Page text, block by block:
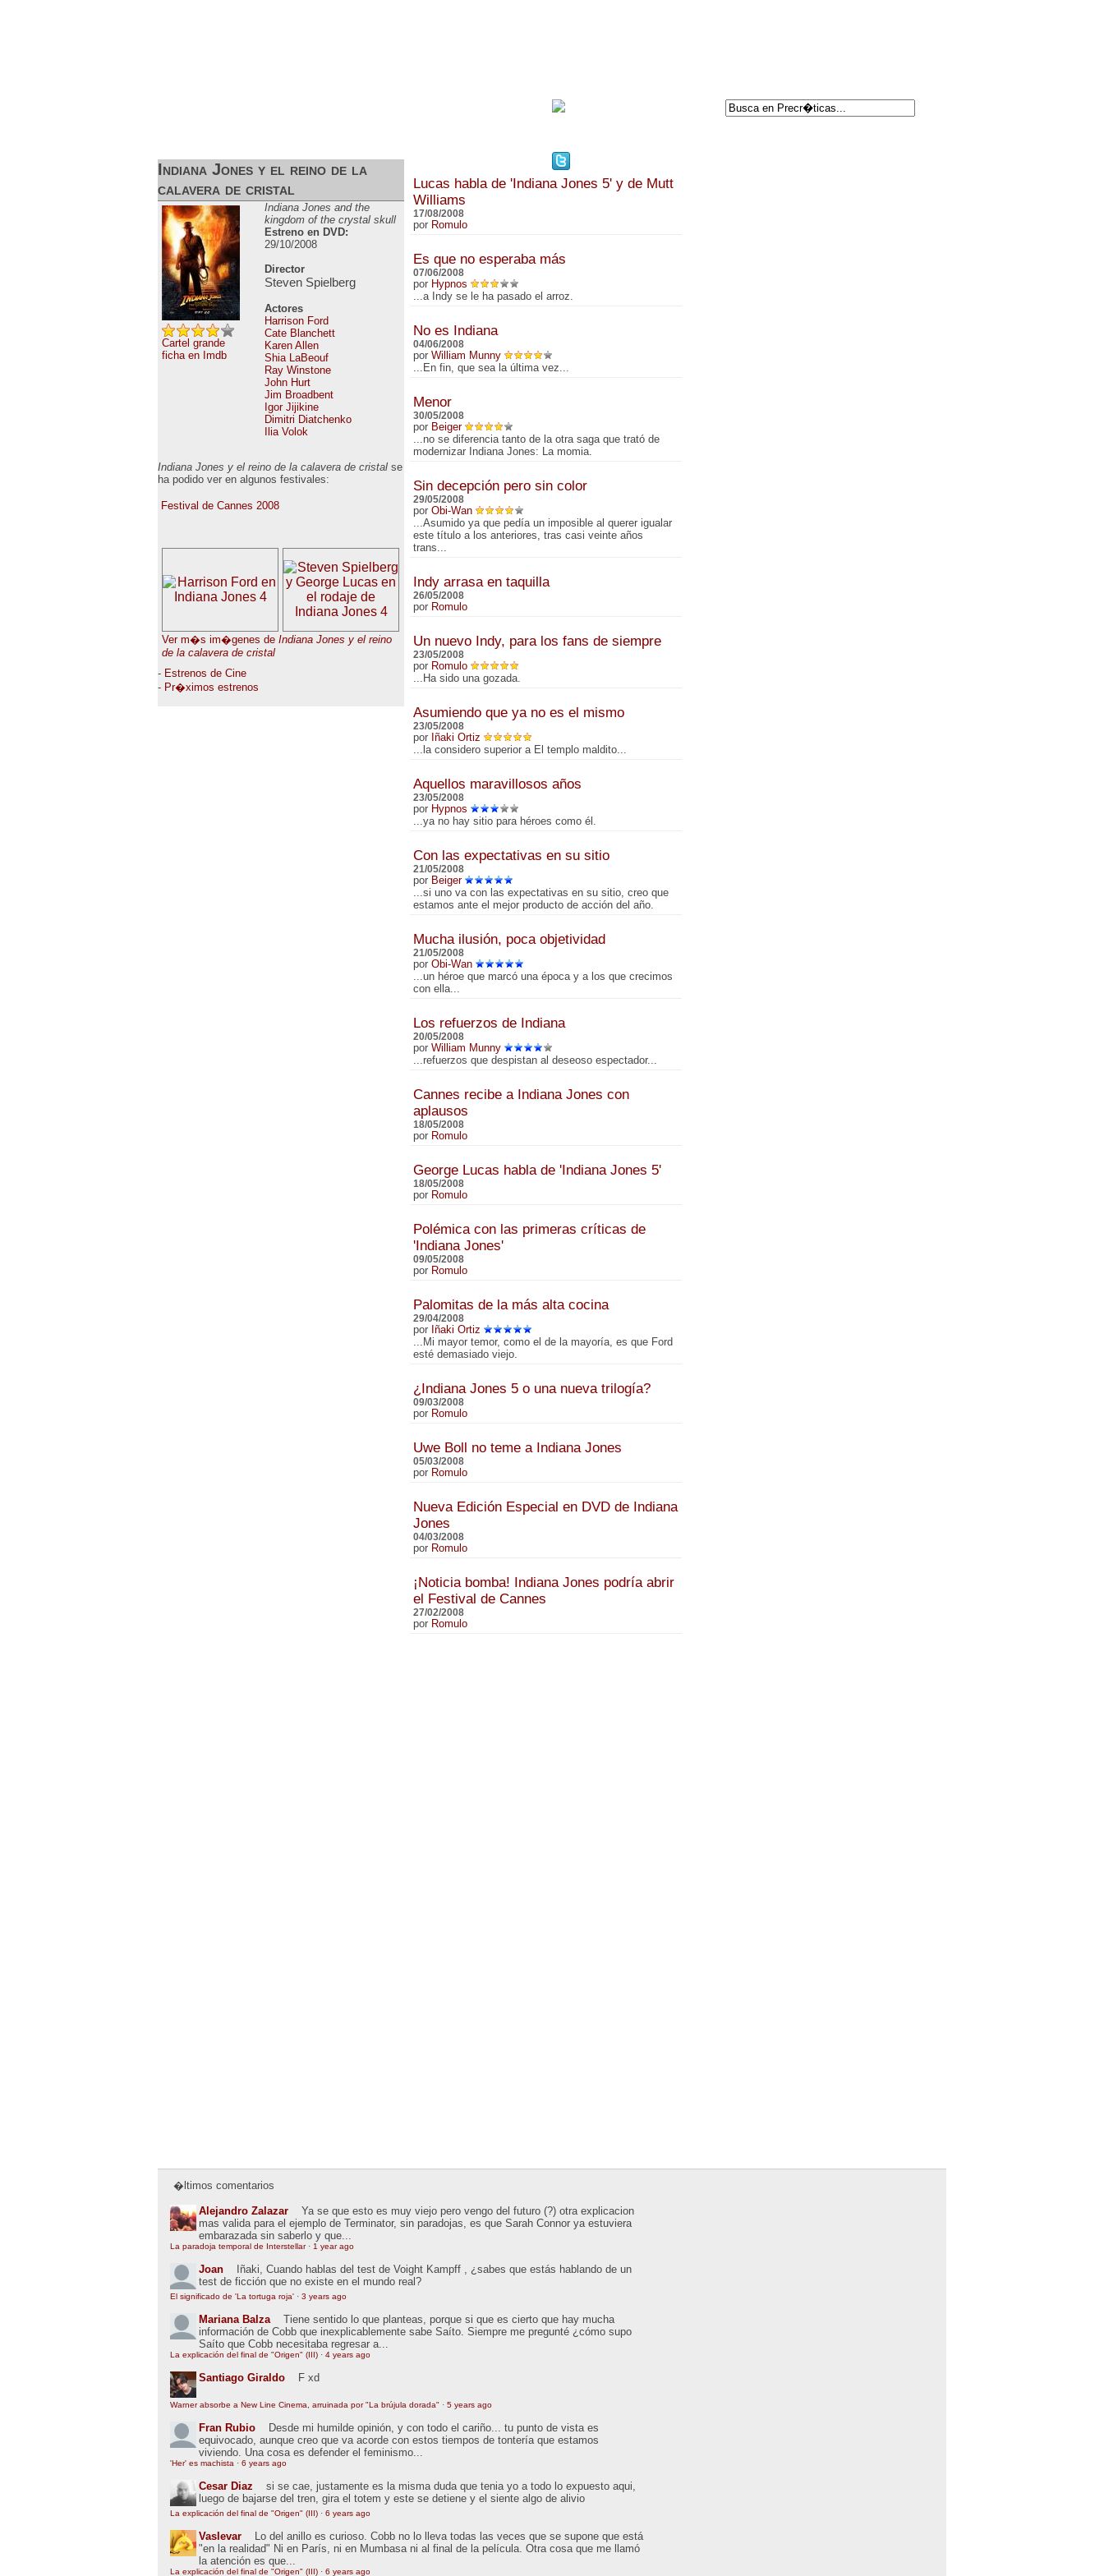
Indiana Jones y el reino de la
calavera de cristal
Indiana Jones and the
kingdom of the crystal skull
Estreno en DVD:
29/10/2008
Director
Steven Spielberg
Actores
Harrison Ford
Cate Blanchett
Karen Allen
Shia LaBeouf
Ray Winstone
John Hurt
Jim Broadbent
Igor Jijikine
Dimitri Diatchenko
Ilia Volok
Cartel grande
ficha en Imdb
Indiana Jones y el reino de la calavera de cristal se
ha podido ver en algunos festivales:
Festival de Cannes 2008
Ver m�s im�genes de Indiana Jones y el reino
de la calavera de cristal
- Estrenos de Cine
- Pr�ximos estrenos
Lucas habla de 'Indiana Jones 5' y de Mutt
Williams
17/08/2008
por Romulo
Es que no esperaba más
07/06/2008
por Hypnos
...a Indy se le ha pasado el arroz.
No es Indiana
04/06/2008
por William Munny
...En fin, que sea la última vez...
Menor
30/05/2008
por Beiger
...no se diferencia tanto de la otra saga que trató de
modernizar Indiana Jones: La momia.
Sin decepción pero sin color
29/05/2008
por Obi-Wan
...Asumido ya que pedía un imposible al querer igualar
este título a los anteriores, tras casi veinte años
trans...
Indy arrasa en taquilla
26/05/2008
por Romulo
Un nuevo Indy, para los fans de siempre
23/05/2008
por Romulo
...Ha sido una gozada.
Asumiendo que ya no es el mismo
23/05/2008
por Iñaki Ortiz
...la considero superior a El templo maldito...
Aquellos maravillosos años
23/05/2008
por Hypnos
...ya no hay sitio para héroes como él.
Con las expectativas en su sitio
21/05/2008
por Beiger
...si uno va con las expectativas en su sitio, creo que
estamos ante el mejor producto de acción del año.
Mucha ilusión, poca objetividad
21/05/2008
por Obi-Wan
...un héroe que marcó una época y a los que crecimos
con ella...
Los refuerzos de Indiana
20/05/2008
por William Munny
...refuerzos que despistan al deseoso espectador...
Cannes recibe a Indiana Jones con
aplausos
18/05/2008
por Romulo
George Lucas habla de 'Indiana Jones 5'
18/05/2008
por Romulo
Polémica con las primeras críticas de
'Indiana Jones'
09/05/2008
por Romulo
Palomitas de la más alta cocina
29/04/2008
por Iñaki Ortiz
...Mi mayor temor, como el de la mayoría, es que Ford
esté demasiado viejo.
¿Indiana Jones 5 o una nueva trilogía?
09/03/2008
por Romulo
Uwe Boll no teme a Indiana Jones
05/03/2008
por Romulo
Nueva Edición Especial en DVD de Indiana
Jones
04/03/2008
por Romulo
¡Noticia bomba! Indiana Jones podría abrir
el Festival de Cannes
27/02/2008
por Romulo
�ltimos comentarios
Alejandro Zalazar
Ya se que esto es muy viejo pero vengo del futuro (?) otra explicacion
mas valida para el ejemplo de Terminator, sin paradojas, es que Sarah Connor ya estuviera
embarazada sin saberlo y que...
La paradoja temporal de Interstellar· 1 year ago
Joan
Iñaki, Cuando hablas del test de Voight Kampff , ¿sabes que estás hablando de un
test de ficción que no existe en el mundo real?
El significado de 'La tortuga roja' · 3 years ago
Mariana Balza
Tiene sentido lo que planteas, porque si que es cierto que hay mucha
información de Cobb que inexplicablemente sabe Saíto. Siempre me pregunté ¿cómo supo
Saíto que Cobb necesitaba regresar a...
La explicación del final de "Origen" (III) · 4 years ago
Santiago Giraldo F xd
Warner absorbe a New Line Cinema, arruinada por "La brújula dorada" · 5 years ago
Fran Rubio
Desde mi humilde opinión, y con todo el cariño... tu punto de vista es
equivocado, aunque creo que va acorde con estos tiempos de tontería que estamos
viviendo. Una cosa es defender el feminismo...
'Her' es machista · 6 years ago
Cesar Diaz
si se cae, justamente es la misma duda que tenia yo a todo lo expuesto aqui,
luego de bajarse del tren, gira el totem y este se detiene y el siente algo de alivio
La explicación del final de "Origen" (III) · 6 years ago
Vaslevar
Lo del anillo es curioso. Cobb no lo lleva todas las veces que se supone que está
"en la realidad" Ni en París, ni en Mumbasa ni al final de la película. Otra cosa que me llamó
la atención es que...
La explicación del final de "Origen" (III) · 6 years ago